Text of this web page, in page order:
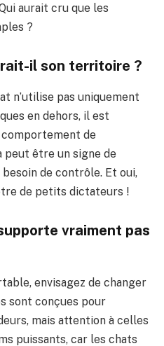
aurait cru que les
?
il son territoire ?
n’utilise pas uniquement
en dehors, il est
comportement de
être un signe de
besoin de contrôle. Et oui,
de petits dictateurs !
vraiment pas
envisagez de changer
sont conçues pour
mais attention à celles
puissants, car les chats